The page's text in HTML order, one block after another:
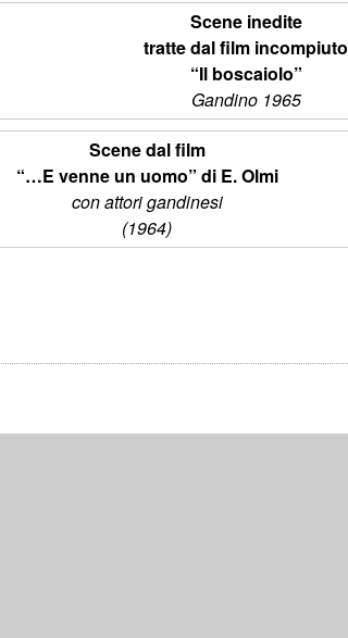
Scene inedite
tratte dal film incompiuto
“Il boscaiolo”
Gandino 1965
Scene dal film
“…E venne un uomo” di E. Olmi
con attori gandinesi
(1964)